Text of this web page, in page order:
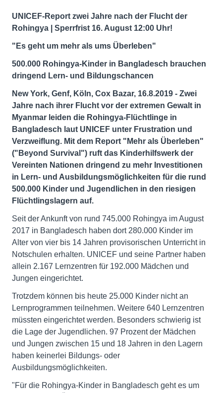
UNICEF-Report zwei Jahre nach der Flucht der
Rohingya | Sperrfrist 16. August 12:00 Uhr!
"Es geht um mehr als ums Überleben"
500.000 Rohingya-Kinder in Bangladesch brauchen
dringend Lern- und Bildungschancen
New York, Genf, Köln, Cox Bazar, 16.8.2019 - Zwei
Jahre nach ihrer Flucht vor der extremen Gewalt in
Myanmar leiden die Rohingya-Flüchtlinge in
Bangladesch laut UNICEF unter Frustration und
Verzweiflung. Mit dem Report "Mehr als Überleben"
("Beyond Survival") ruft das Kinderhilfswerk der
Vereinten Nationen dringend zu mehr Investitionen
in Lern- und Ausbildungsmöglichkeiten für die rund
500.000 Kinder und Jugendlichen in den riesigen
Flüchtlingslagern auf.
Seit der Ankunft von rund 745.000 Rohingya im August
2017 in Bangladesch haben dort 280.000 Kinder im
Alter von vier bis 14 Jahren provisorischen Unterricht in
Notschulen erhalten. UNICEF und seine Partner haben
allein 2.167 Lernzentren für 192.000 Mädchen und
Jungen eingerichtet.
Trotzdem können bis heute 25.000 Kinder nicht an
Lernprogrammen teilnehmen. Weitere 640 Lernzentren
müssten eingerichtet werden. Besonders schwierig ist
die Lage der Jugendlichen. 97 Prozent der Mädchen
und Jungen zwischen 15 und 18 Jahren in den Lagern
haben keinerlei Bildungs- oder
Ausbildungsmöglichkeiten.
"Für die Rohingya-Kinder in Bangladesch geht es um